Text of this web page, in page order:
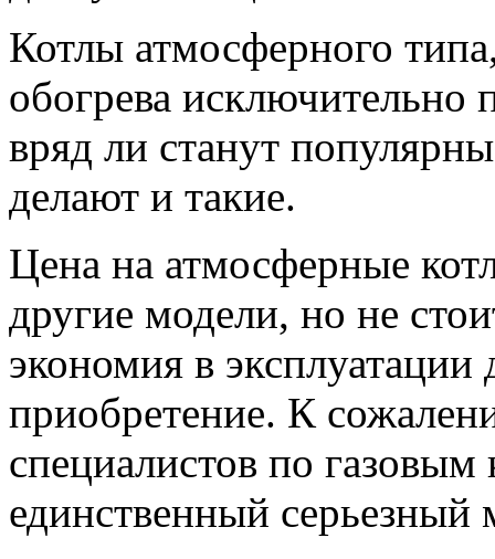
Котлы атмосферного
обогрева
вряд ли станут
делают и такие.
Цена на атмосферные
другие модели, но не
экономия в
приобретение. К
специалистов по газовым
единственный серьезный